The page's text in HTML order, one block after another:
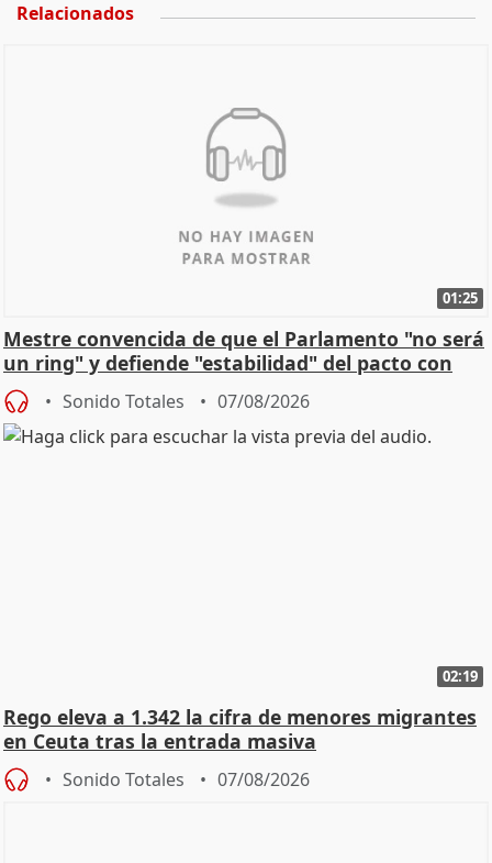
Relacionados
01:25
Mestre convencida de que el Parlamento "no será
un ring" y defiende "estabilidad" del pacto con
Vox
Sonido Totales 07/08/2026
02:19
Rego eleva a 1.342 la cifra de menores migrantes
en Ceuta tras la entrada masiva
Sonido Totales 07/08/2026